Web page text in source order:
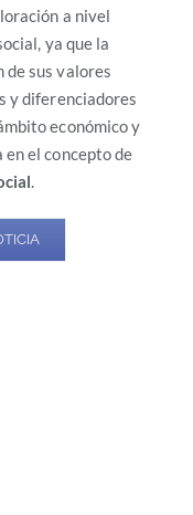
a nivel
ya que la
de sus valores
y diferenciadores
económico y
en el concepto de
.